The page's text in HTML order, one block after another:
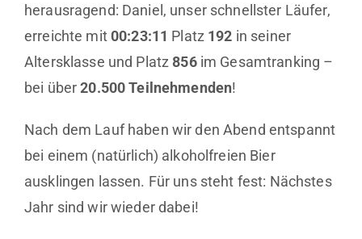
herausragend: Daniel, unser schnellster Läufer,
erreichte mit00:23:11 Platz 192 in seiner
Altersklasse und Platz 856im Gesamtranking –
bei über20.500 Teilnehmenden!
Nach dem Lauf haben wir den Abend entspannt
bei einem (natürlich) alkoholfreien Bier
ausklingen lassen. Für uns steht fest: Nächstes
Jahr sind wir wieder dabei!